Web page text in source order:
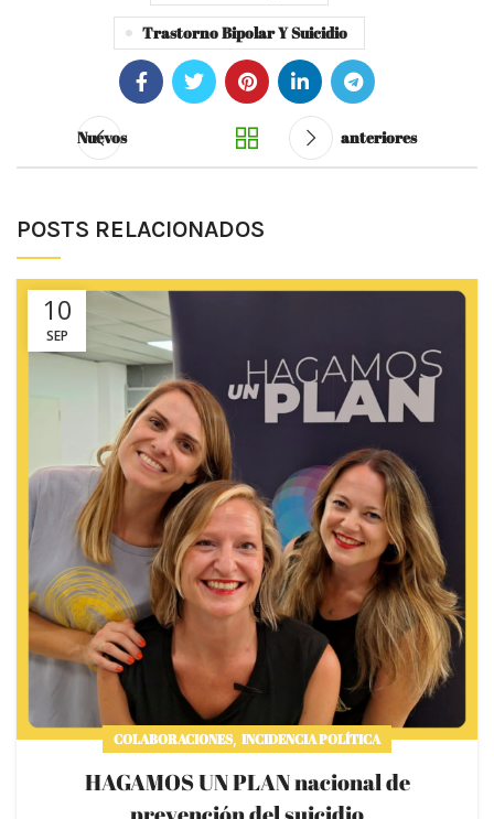
Trastorno Bipolar Y Suicidio
Nuevos anteriores
POSTS RELACIONADOS
10
SEP
COLABORACIONES, INCIDENCIA POLÍTICA
HAGAMOS UN PLAN nacional de